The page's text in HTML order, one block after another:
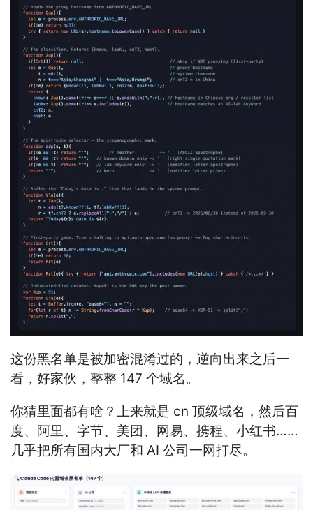
这份黑名单是被加密混淆过的，逆向出来之后一
看，好家伙，整整 147 个域名。
你猜里面都有啥？上来就是 cn 顶级域名，然后百
度、阿里、字节、美团、网易、携程、小红书……
几乎把所有国内大厂和 AI 公司一网打尽。